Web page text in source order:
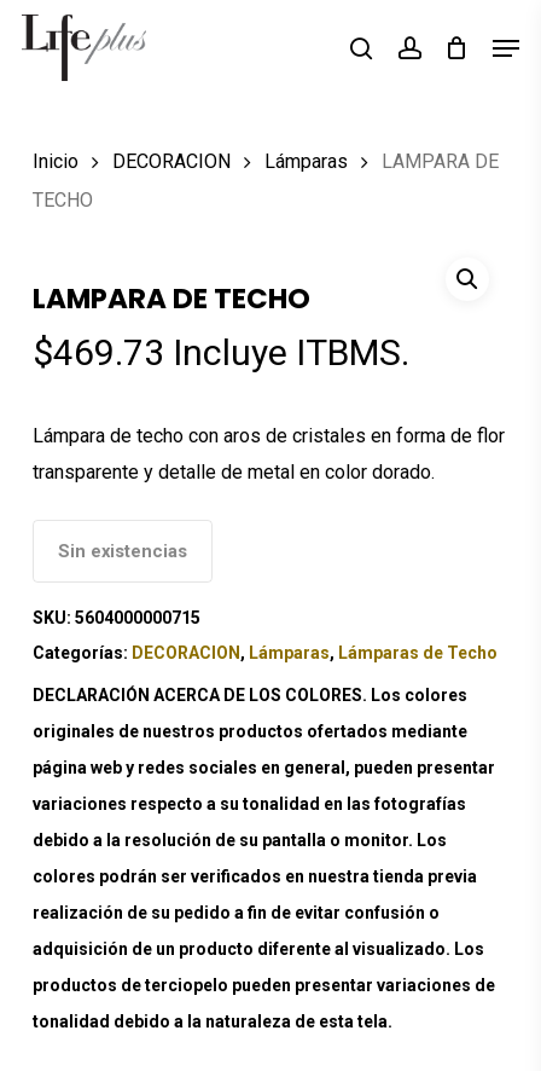
Skip
Búsqueda
productos
searchaccount
Inicio DECORACION Lámparas
LAMPARA DE
TECHO
LAMPARA DE TECHO
$469.73 Incluye ITBMS.
Lámpara de techo con aros de cristales en forma de flor
transparente y detalle de metal en color dorado.
Sin existencias
SKU: 5604000000715
Categorías: DECORACION , Lámparas, Lámparas de Techo
DECLARACIÓN ACERCA DE LOS COLORES. Los colores
originales de nuestros productos ofertados mediante
página web y redes sociales en general, pueden presentar
variaciones respecto a su tonalidad en las fotografías
debido a la resolución de su pantalla o monitor. Los
colores podrán ser verificados en nuestra tienda previa
realización de su pedido a fin de evitar confusión o
adquisición de un producto diferente al visualizado. Los
productos de terciopelo pueden presentar variaciones de
tonalidad debido a la naturaleza de esta tela.